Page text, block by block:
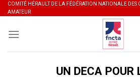
Skip
to
content
COMITÉ HÉRAULT DE LA FÉDÉRATION NATIONALE DES
AMATEUR
UN DECA POUR